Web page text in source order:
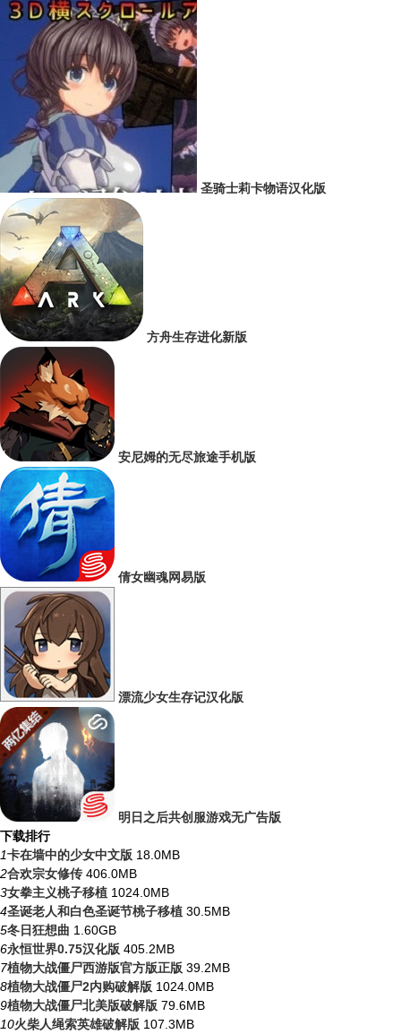
圣骑士莉卡物语汉化版
方舟生存进化新版
安尼姆的无尽旅途手机版
倩女幽魂网易版
漂流少女生存记汉化版
明日之后共创服游戏无广告版
下载排行
1卡在墙中的少女中文版 18.0MB
2合欢宗女修传 406.0MB
3女拳主义桃子移植 1024.0MB
4圣诞老人和白色圣诞节桃子移植 30.5MB
5冬日狂想曲 1.60GB
6永恒世界0.75汉化版 405.2MB
7植物大战僵尸西游版官方版正版 39.2MB
8植物大战僵尸2内购破解版 1024.0MB
9植物大战僵尸北美版破解版 79.6MB
10火柴人绳索英雄破解版 107.3MB